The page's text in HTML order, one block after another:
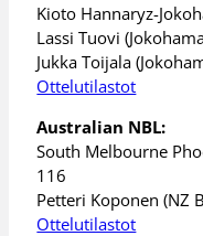
Kioto Hannaryz-
Lassi Tuovi
Jukka Toijala
Ottelutilastot
Australian NBL:
South Melbourne
116
Petteri Koponen (NZ
Ottelutilastot